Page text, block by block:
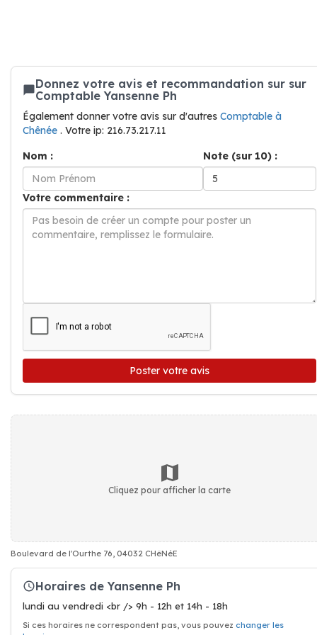
Donnez votre avis et recommandation sur sur
Comptable Yansenne Ph
Également donner votre avis sur d'autres Comptable à
Chênée . Votre ip: 216.73.217.11
Nom :
Note (sur 10) :
Votre commentaire :
Poster votre avis
Cliquez pour afficher la carte
Boulevard de l'Ourthe 76, 04032 CHêNéE
Horaires de Yansenne Ph
lundi au vendredi <br /> 9h - 12h et 14h - 18h
Si ces horaires ne correspondent pas, vous pouvez changer les